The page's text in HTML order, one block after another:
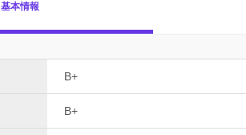
基本情報
B+
B+